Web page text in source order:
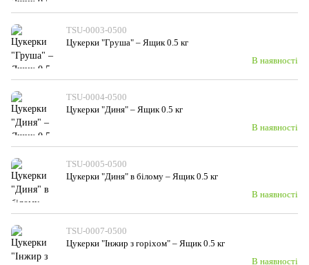
TSU-0003-0500
Цукерки "Груша" – Ящик 0.5 кг
В наявності
TSU-0004-0500
Цукерки "Диня" – Ящик 0.5 кг
В наявності
TSU-0005-0500
Цукерки "Диня" в білому – Ящик 0.5 кг
В наявності
TSU-0007-0500
Цукерки "Інжир з горіхом" – Ящик 0.5 кг
В наявності